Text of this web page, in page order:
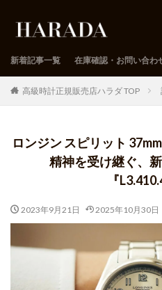
新着記事一覧 在庫確認・お問い合わ
高級時計正規販売店ハラダ TOP
ロンジン スピリット
精神を受け継ぐ、
『
2023年9月21日 2025年10月30日